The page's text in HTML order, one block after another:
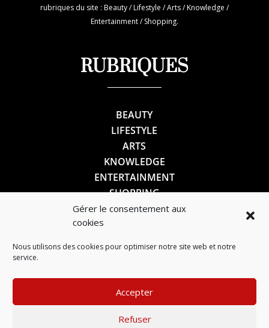
Gérer le consentement aux
cookies
Nous utilisons des cookies pour optimiser notre site web et notre
service.
Accepter
Refuser
rubriques du site : Beauty / Lifestyle / Arts / Knowledge /
Entertainment / Shopping.
RUBRIQUES
BEAUTY
LIFESTYLE
ARTS
KNOWLEDGE
ENTERTAINMENT
SHOPPING
SUIVEZ-NOUS